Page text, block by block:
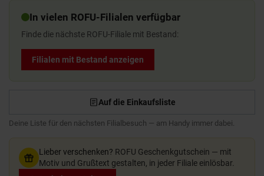
In vielen ROFU-Filialen verfügbar
Finde die nächste ROFU-Filiale mit Bestand:
Filialen mit Bestand anzeigen
Auf die Einkaufsliste
Deine Liste für den nächsten Filialbesuch — am Handy immer dabei.
Lieber verschenken? ROFU Geschenkgutschein — mit
Motiv und Grußtext gestalten, in jeder Filiale einlösbar.